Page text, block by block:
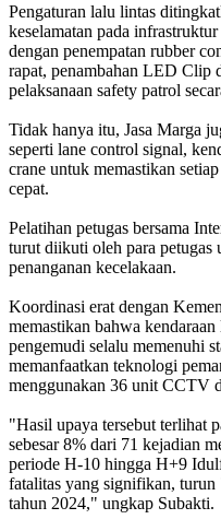
Pengaturan lalu lintas
keselamatan pada
dengan penempatan rubber
rapat, penambahan LED Clip
pelaksanaan safety patrol
Tidak hanya itu, Jasa Marga
seperti lane control signal,
crane untuk memastikan
cepat.
Pelatihan petugas bersama
turut diikuti oleh para petugas
penanganan kecelakaan.
Koordinasi erat dengan
memastikan bahwa
pengemudi selalu memenuhi
memanfaatkan teknologi
menggunakan 36 unit CCTV
"Hasil upaya tersebut terlihat
sebesar 8% dari 71 kejadian
periode H-10 hingga H+9
fatalitas yang signifikan,
tahun 2024," ungkap Subakti.